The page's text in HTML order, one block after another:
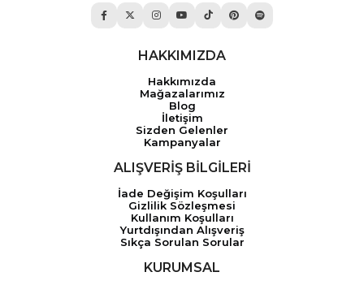
HAKKIMIZDA
Hakkımızda
Mağazalarımız
Blog
İletişim
Sizden Gelenler
Kampanyalar
ALIŞVERİŞ BİLGİLERİ
İade Değişim Koşulları
Gizlilik Sözleşmesi
Kullanım Koşulları
Yurtdışından Alışveriş
Sıkça Sorulan Sorular
KURUMSAL